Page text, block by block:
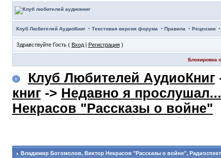
Клуб Любителей АудиоКниг· Текстовая версия форума · Правила · Рецензии
Здравствуйте Гость ( Вход| Регистрация)
Блокировка
Клуб Любителей АудиоКниг
книг-> Недавно я прослушал...
Некрасов "Рассказы о войне"
Владимир Богомолов, Виктор Некрасов "Рассказы о войне",